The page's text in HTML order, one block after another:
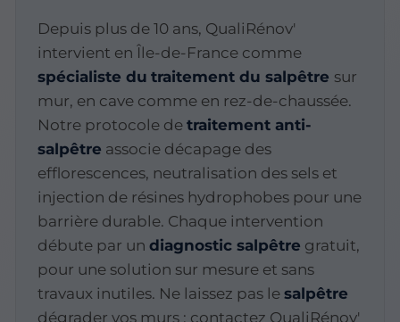
Depuis plus de 10 ans, QualiRénov'
intervient en Île-de-France comme
spécialiste du traitement du salpêtre sur
mur, en cave comme en rez-de-chaussée.
Notre protocole de traitement anti-
salpêtre associe décapage des
efflorescences, neutralisation des sels et
injection de résines hydrophobes pour une
barrière durable. Chaque intervention
débute par un diagnostic salpêtre gratuit,
pour une solution sur mesure et sans
travaux inutiles. Ne laissez pas le salpêtre
dégrader vos murs : contactez QualiRénov'